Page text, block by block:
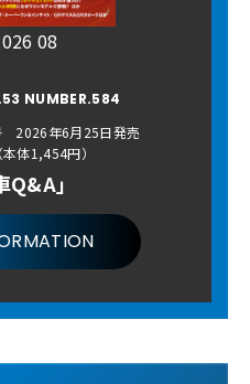
08
NUMBER.584
2026年6月25日発売
体1,454円）
Q&A」